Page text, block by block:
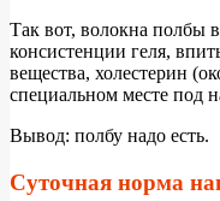
Так вот, волокна полбы
консистенции геля,
вещества, холестерин
специальном месте под
Вывод: полбу надо есть.
Суточная норма